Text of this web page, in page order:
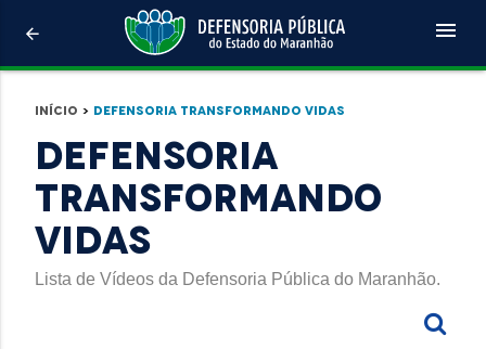
arrow_back menu
Início > Defensoria Transformando Vidas
Defensoria
Transformando
Vidas
Lista de Vídeos da Defensoria Pública do Maranhão.